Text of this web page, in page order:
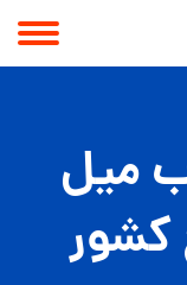
میل
کشور